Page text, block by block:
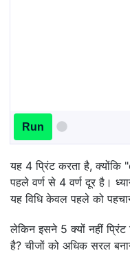
Run
यह 4 प्रिंट करता है, क्योंकि
पहले वर्ण से 4 वर्ण दूर है।
यह विधि केवल पहले को
लेकिन इसने 5 क्यों नहीं प्रिंट
है? चीजों को अधिक सरल